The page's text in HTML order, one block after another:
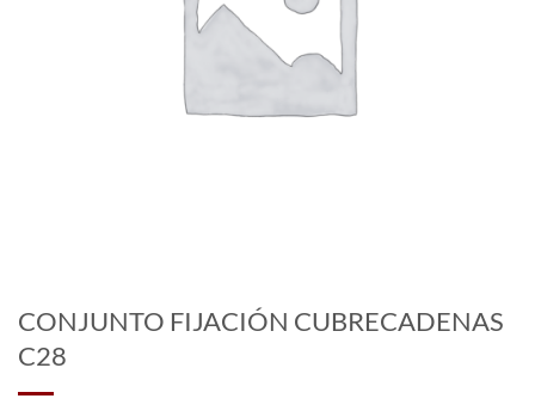
CONJUNTO FIJACIÓN CUBRECADENAS
C28